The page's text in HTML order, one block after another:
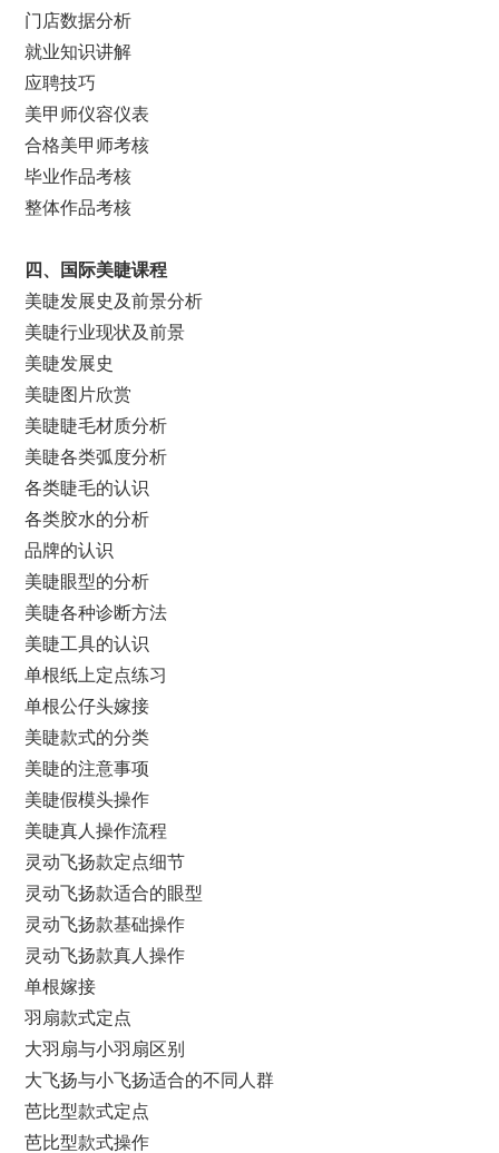
门店数据分析
就业知识讲解
应聘技巧
美甲师仪容仪表
合格美甲师考核
毕业作品考核
整体作品考核
四、国际美睫课程
美睫发展史及前景分析
美睫行业现状及前景
美睫发展史
美睫图片欣赏
美睫睫毛材质分析
美睫各类弧度分析
各类睫毛的认识
各类胶水的分析
品牌的认识
美睫眼型的分析
美睫各种诊断方法
美睫工具的认识
单根纸上定点练习
单根公仔头嫁接
美睫款式的分类
美睫的注意事项
美睫假模头操作
美睫真人操作流程
灵动飞扬款定点细节
灵动飞扬款适合的眼型
灵动飞扬款基础操作
灵动飞扬款真人操作
单根嫁接
羽扇款式定点
大羽扇与小羽扇区别
大飞扬与小飞扬适合的不同人群
芭比型款式定点
芭比型款式操作